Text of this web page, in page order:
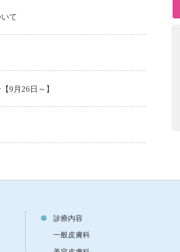
て
9月26日～】
診療内容
一般皮膚科